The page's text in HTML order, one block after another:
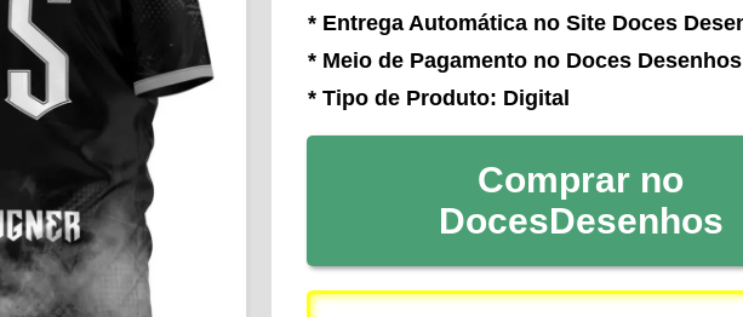
* Entrega Automática no Site Doces
* Meio de Pagamento no Doces Desenhos
* Tipo de Produto: Digital
Comprar no
DocesDesenhos